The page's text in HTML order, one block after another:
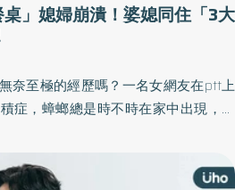
」媳婦崩潰！婆媳同住「3大
奈至極的經歷嗎？一名女網友在ptt上
症，蟑螂總是時不時在家中出現，有
言：「趕快搬家！」《優活健康網》